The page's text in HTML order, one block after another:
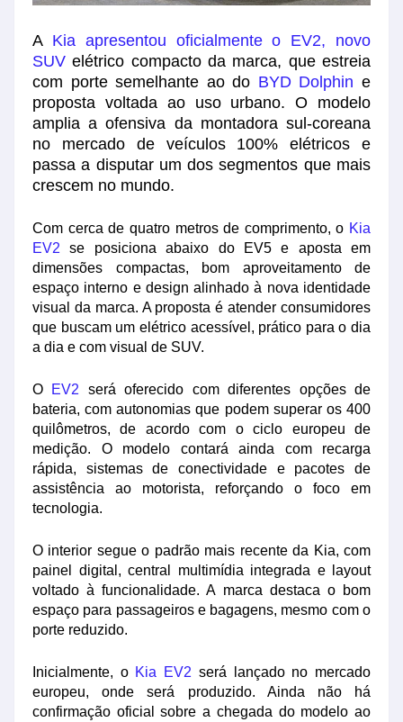
A Kia apresentou oficialmente o EV2, novo
SUV elétrico compacto da marca, que estreia
com porte semelhante ao do BYD Dolphin e
proposta voltada ao uso urbano. O modelo
amplia a ofensiva da montadora sul-coreana
no mercado de veículos 100% elétricos e
passa a disputar um dos segmentos que mais
crescem no mundo.
Com cerca de quatro metros de comprimento, o Kia
EV2 se posiciona abaixo do EV5 e aposta em
dimensões compactas, bom aproveitamento de
espaço interno e design alinhado à nova identidade
visual da marca. A proposta é atender consumidores
que buscam um elétrico acessível, prático para o dia
a dia e com visual de SUV.
O EV2 será oferecido com diferentes opções de
bateria, com autonomias que podem superar os 400
quilômetros, de acordo com o ciclo europeu de
medição. O modelo contará ainda com recarga
rápida, sistemas de conectividade e pacotes de
assistência ao motorista, reforçando o foco em
tecnologia.
O interior segue o padrão mais recente da Kia, com
painel digital, central multimídia integrada e layout
voltado à funcionalidade. A marca destaca o bom
espaço para passageiros e bagagens, mesmo com o
porte reduzido.
Inicialmente, o Kia EV2 será lançado no mercado
europeu, onde será produzido. Ainda não há
confirmação oficial sobre a chegada do modelo ao